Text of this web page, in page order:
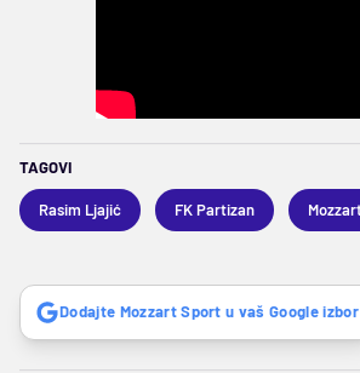
TAGOVI
Rasim Ljajić FK Partizan
Dodajte Mozzart Sport u vaš Google izbor